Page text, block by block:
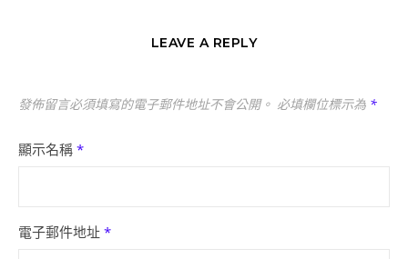
LEAVE A REPLY
發佈留言必須填寫的電子郵件地址不會公開。 必填欄位標示為 *
顯示名稱 *
電子郵件地址 *